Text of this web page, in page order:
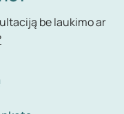
be laukimo ar